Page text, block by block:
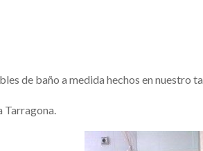
de baño a medida hechos en nuestro
Tarragona.